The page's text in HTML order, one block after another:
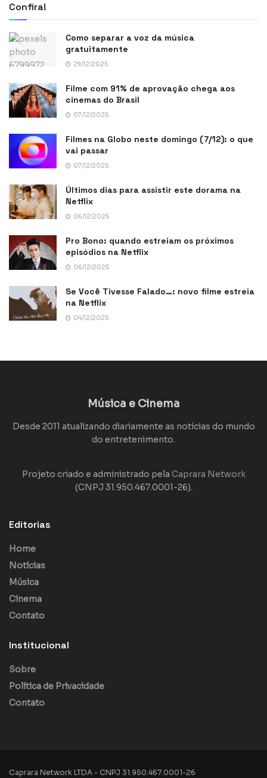
Confira!
Como separar a voz da música
gratuitamente
29/12/2025
Filme com 91% de aprovação chega aos
cinemas do Brasil
07/12/2025
Filmes na Globo neste domingo (7/12): o que
vai passar
07/12/2025
Últimos dias para assistir este dorama na
Netflix
06/12/2025
Pro Bono: quando estreiam os próximos
episódios na Netflix
06/12/2025
Se Você Tivesse Falado…: novo filme estreia
na Netflix
04/12/2025
Música e Cinema
Desde 2011 atualizando diariamente as notícias do mundo
do entretenimento.
Projeto criado e administrado pela Caprara Network
(CNPJ 31.950.467.0001-26).
Editorias
Home
Notícias
Música
Cinema
Contato
Institucional
Sobre
Política de Privacidade
Contato
Caprara Network LTDA - CNPJ 31.950.467.0001-26